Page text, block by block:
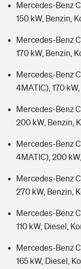
Mercedes-Benz
150 kW, Benzin,
Mercedes-Benz
170 kW, Benzin,
Mercedes-Benz
4MATIC), 170
Mercedes-Benz
200 kW, Benzin,
Mercedes-Benz
4MATIC), 200
Mercedes-Benz
270 kW, Benzin,
Mercedes-Benz
110 kW, Diesel,
Mercedes-Benz
165 kW, Diesel,